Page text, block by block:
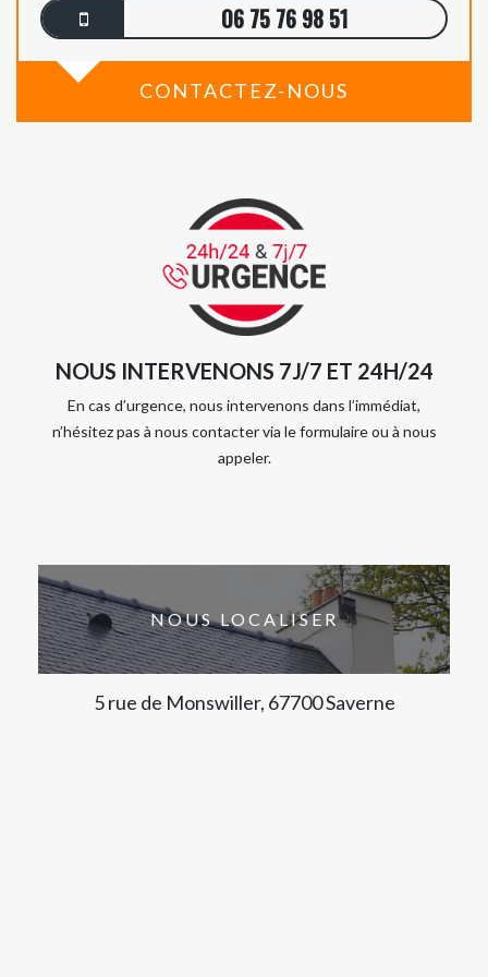
06 75 76 98 51
CONTACTEZ-NOUS
NOUS INTERVENONS 7J/7 ET 24H/24
En cas d’urgence, nous intervenons dans l’immédiat,
n’hésitez pas à nous contacter via le formulaire ou à nous
appeler.
NOUS LOCALISER
5 rue de Monswiller, 67700 Saverne